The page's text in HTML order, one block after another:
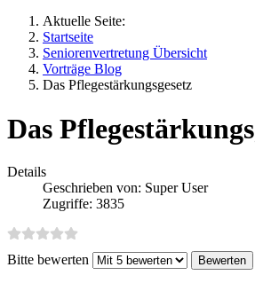
Aktuelle Seite:
Startseite
Seniorenvertretung Übersicht
Vorträge Blog
Das Pflegestärkungsgesetz
Das
Details
Geschrieben von: Super User
Zugriffe: 3835
Bitte bewerten